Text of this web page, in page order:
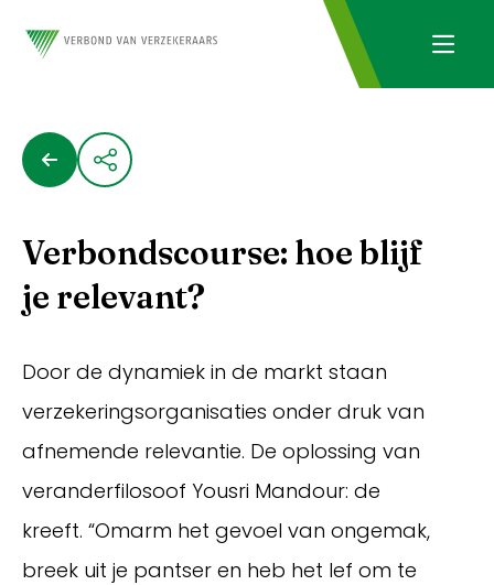
Verbondscourse: hoe blijf
je relevant?
Door de dynamiek in de markt staan
verzekeringsorganisaties onder druk van
afnemende relevantie. De oplossing van
veranderfilosoof Yousri Mandour: de
kreeft. “Omarm het gevoel van ongemak,
breek uit je pantser en heb het lef om te